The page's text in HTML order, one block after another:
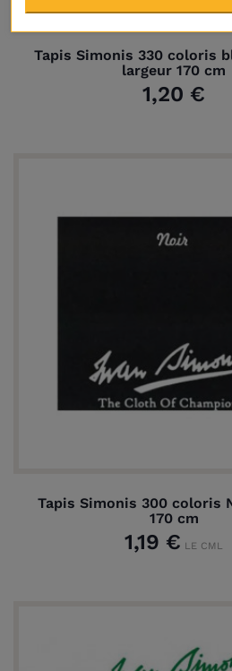
Tapis Simonis 330 coloris
largeur 170 cm
1,20 €
Tapis Simonis 300 coloris
170 cm
1,19 € LE CML